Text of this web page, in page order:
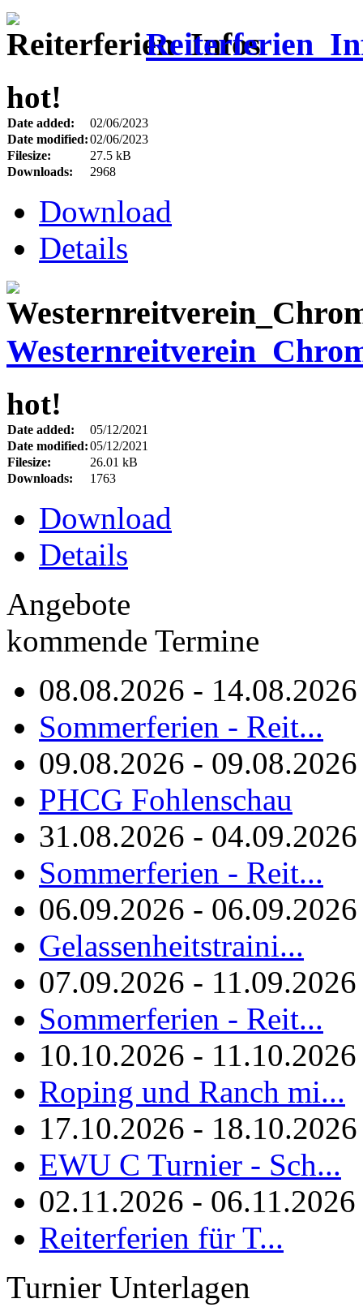
hot!
Date added:
02/06/2023
Date modified:02/06/2023
Filesize:
27.5 kB
Downloads:
2968
Download
Details
hot!
Date added:
05/12/2021
Date modified:05/12/2021
Filesize:
26.01 kB
Downloads:
1763
Download
Details
Angebote
kommende Termine
08.08.2026 - 14.08.2026
Sommerferien - Reit...
09.08.2026 - 09.08.2026
PHCG Fohlenschau
31.08.2026 - 04.09.2026
Sommerferien - Reit...
06.09.2026 - 06.09.2026
Gelassenheitstraini...
07.09.2026 - 11.09.2026
Sommerferien - Reit...
10.10.2026 - 11.10.2026
Roping und Ranch mi...
17.10.2026 - 18.10.2026
EWU C Turnier - Sch...
02.11.2026 - 06.11.2026
Reiterferien für T...
Turnier Unterlagen